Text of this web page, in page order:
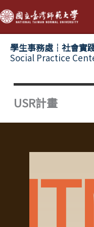
Skip
to
content
學生事務處┆社會實
Social Practice
USR計畫